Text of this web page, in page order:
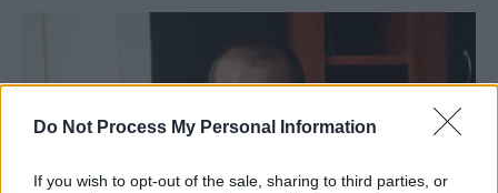
Do Not Process My Personal Information
If you wish to opt-out of the sale, sharing to third parties, or